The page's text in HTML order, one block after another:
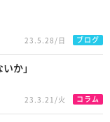
23.5.28/日 ブログ
か」
23.3.21/火 コラム